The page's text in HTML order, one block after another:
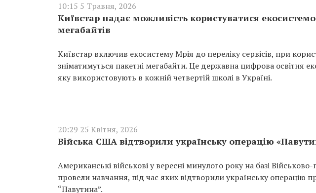
10:15 5 Травня, 2026
Київстар надає можливість користуватися
мегабайтів
Київстар включив екосистему Мрія до переліку сервісів, при
зніматимуться пакетні мегабайти. Це державна цифрова освітня
яку використовують в кожній четвертій школі в Україні.
20:29 25 Квітня, 2026
Війська США відтворили українську операцію
Американські військові у вересні минулого року на базі
провели навчання, під час яких відтворили українську операцію
“Павутина”.